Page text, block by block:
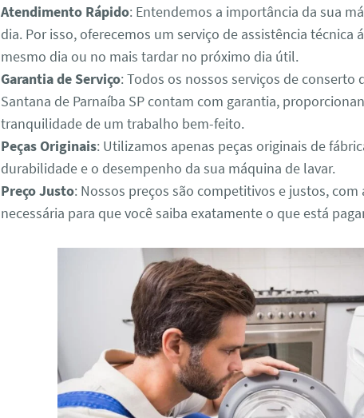
Atendimento Rápido: Entendemos a importância da sua
dia. Por isso, oferecemos um serviço de assistência técnica
mesmo dia ou no mais tardar no próximo dia útil.
Garantia de Serviço: Todos os nossos serviços de conserto
Santana de Parnaíba SP contam com garantia,
tranquilidade de um trabalho bem-feito.
Peças Originais: Utilizamos apenas peças originais de
durabilidade e o desempenho da sua máquina de lavar.
Preço Justo: Nossos preços são competitivos e justos, com
necessária para que você saiba exatamente o que está